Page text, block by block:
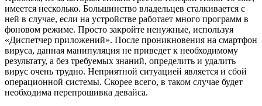
имеется несколько. Большинство владельцев сталкивается с
ней в случае, если на устройстве работает много программ в
фоновом режиме. Просто закройте ненужные, используя
«Диспетчер приложений». После проникновения на смартфон
вируса, данная манипуляция не приведет к необходимому
результату, а без требуемых знаний, определить и удалить
вирус очень трудно. Неприятной ситуацией является и сбой
операционной системы. Скорее всего, в таком случае будет
необходима перепрошивка девайса.